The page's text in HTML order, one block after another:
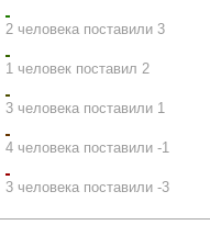
2 человека поставили 3
1 человек поставил 2
3 человека поставили 1
4 человека поставили -1
3 человека поставили -3